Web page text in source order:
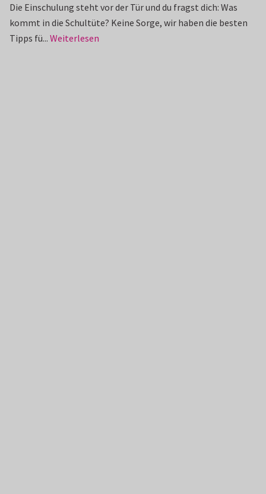
Die Einschulung steht vor der Tür und du fragst dich: Was
kommt in die Schultüte? Keine Sorge, wir haben die besten
Tipps fü... Weiterlesen